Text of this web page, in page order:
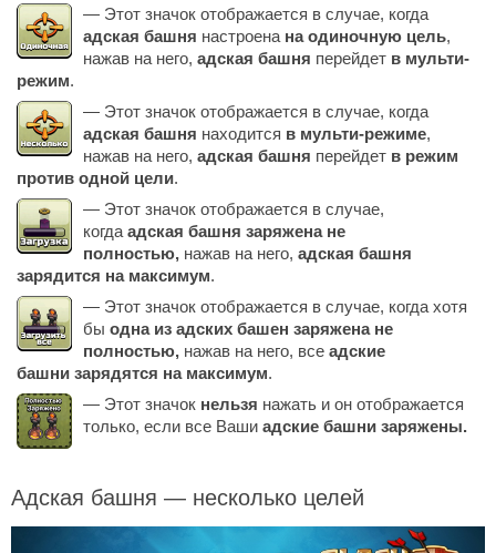
— Этот значок отображается в случае, когда
адская башня настроена на одиночную цель,
нажав на него, адская башня перейдет в мульти-
режим.
— Этот значок отображается в случае, когда
адская башня находится в мульти-режиме,
нажав на него, адская башня перейдет в режим
против одной цели.
— Этот значок отображается в случае,
когда адская башня заряжена не
полностью, нажав на него, адская башня
зарядится на максимум.
— Этот значок отображается в случае, когда хотя
бы одна из адских башен заряжена не
полностью, нажав на него, все адские
башни зарядятся на максимум.
— Этот значок нельзя нажать и он отображается
только, если все Ваши адские башни заряжены.
Адская башня — несколько целей